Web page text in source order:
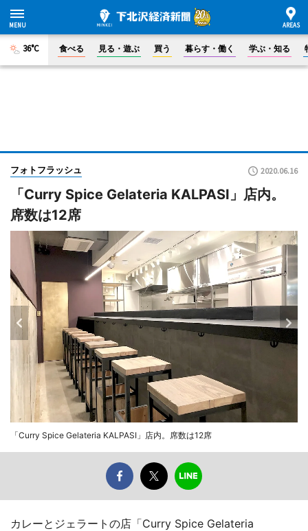
36°C 食べる 見る・遊ぶ 買う 暮らす・働く 学ぶ・知る
フォトフラッシュ 2020.06.16
「Curry Spice Gelateria KALPASI」店内。
席数は12席
「Curry Spice Gelateria KALPASI」店内。席数は12席
カレーとジェラートの店「Curry Spice Gelateria